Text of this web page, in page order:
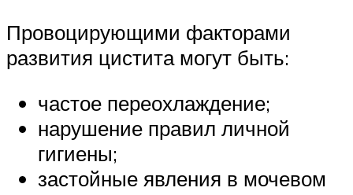
Провоцирующими факторами
развития цистита могут быть:
частое переохлаждение;
нарушение правил личной
гигиены;
застойные явления в мочевом